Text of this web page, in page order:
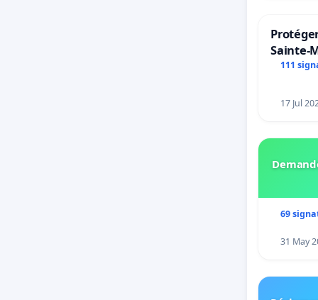
Sainte-
111
17 Jul
69
31 May